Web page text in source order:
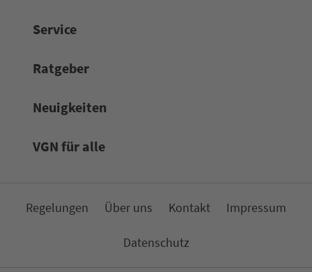
Service
Rat­ge­ber
Neuigkeiten
VGN für alle
Re­ge­lungen Über uns Kon­takt Impressum
Da­ten­schutz